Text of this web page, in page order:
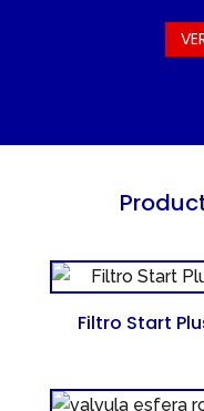
Filtro Start